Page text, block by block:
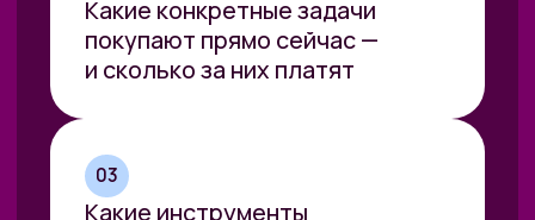
Кирилл Пшинник
• Генеральный директор
и сооснователь Зерокодер, Мегапрув
• Операционный директор
и сооснователь в туристическом
бизнесе
• Коммерческий директор в Юниум.ру
• Директор по продажам Мегаплан.ру
• Построил крупный онлайн-
университет по разработке без кода